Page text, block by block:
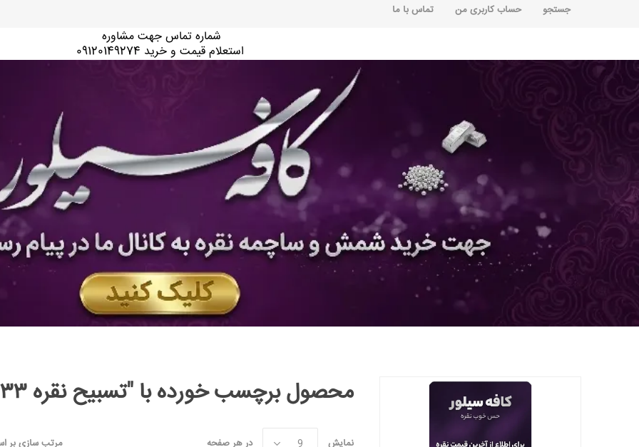
جستجو حساب کاربری من تماس با ما
شماره تماس جهت مشاوره
استعلام قیمت و خرید 09120149274
محصول برچسب خورده با "تسبیح نقره ۳۳ دانه ترکیه ای ۱۷.۳ گرمی"
مرتب سازی بر نمایش در هر صفحه